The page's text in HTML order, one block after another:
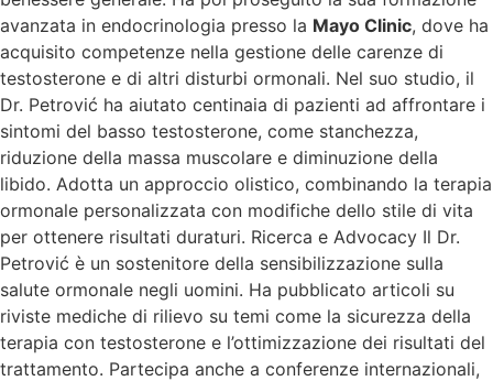
avanzata in endocrinologia presso la Mayo Clinic, dove ha
acquisito competenze nella gestione delle carenze di
testosterone e di altri disturbi ormonali. Nel suo studio, il
Dr. Petrović ha aiutato centinaia di pazienti ad affrontare i
sintomi del basso testosterone, come stanchezza,
riduzione della massa muscolare e diminuzione della
libido. Adotta un approccio olistico, combinando la terapia
ormonale personalizzata con modifiche dello stile di vita
per ottenere risultati duraturi. Ricerca e Advocacy Il Dr.
Petrović è un sostenitore della sensibilizzazione sulla
salute ormonale negli uomini. Ha pubblicato articoli su
riviste mediche di rilievo su temi come la sicurezza della
terapia con testosterone e l’ottimizzazione dei risultati del
trattamento. Partecipa anche a conferenze internazionali,